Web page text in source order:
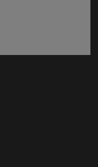
nueva ventana)
nueva ventana)